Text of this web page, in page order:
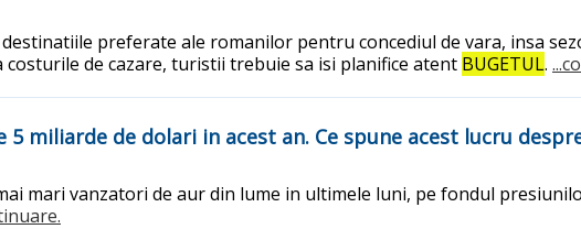
preferate ale romanilor pentru concediul de vara, insa
de cazare, turistii trebuie sa isi planifice atent BUGETUL.
5 miliarde de dolari in acest an. Ce spune acest lucru
mari vanzatori de aur din lume in ultimele luni, pe fondul